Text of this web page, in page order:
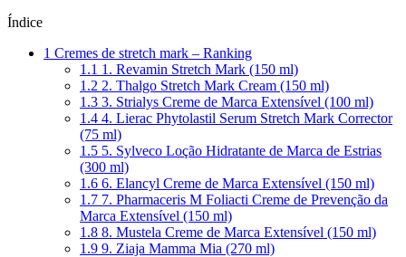
Índice
1 Cremes de stretch mark – Ranking
1.1 1. Revamin Stretch Mark (150 ml)
1.2 2. Thalgo Stretch Mark Cream (150 ml)
1.3 3. Strialys Creme de Marca Extensível (100 ml)
1.4 4. Lierac Phytolastil Serum Stretch Mark Corrector
(75 ml)
1.5 5. Sylveco Loção Hidratante de Marca de Estrias
(300 ml)
1.6 6. Elancyl Creme de Marca Extensível (150 ml)
1.7 7. Pharmaceris M Foliacti Creme de Prevenção da
Marca Extensível (150 ml)
1.8 8. Mustela Creme de Marca Extensível (150 ml)
1.9 9. Ziaja Mamma Mia (270 ml)